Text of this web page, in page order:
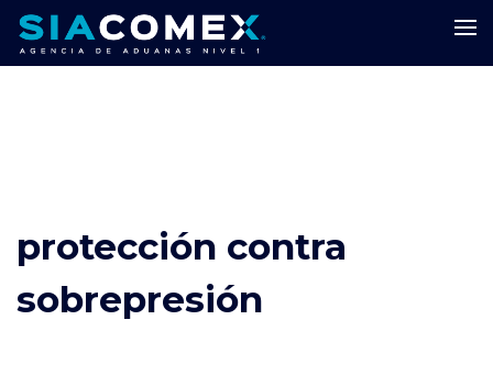
protección contra
sobrepresión